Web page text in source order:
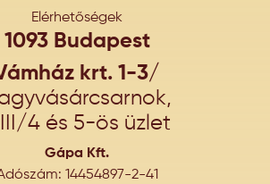
Elérhetőségek
1093 Budapest
krt. 1-3/
4 és 5-ös üzlet
Gápa Kft.
14454897-2-41